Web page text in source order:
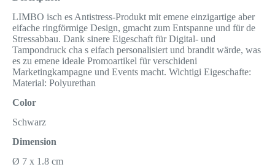
LIMBO isch es Antistress-Produkt mit emene einzigartige aber
eifache ringförmige Design, gmacht zum Entspanne und für de
Stressabbau. Dank sinere Eigeschaft für Digital- und
Tampondruck cha s eifach personalisiert und brandit wärde, was
es zu emene ideale Promoartikel für verschideni
Marketingkampagne und Events macht. Wichtigi Eigeschafte:
Material: Polyurethan
Color
Schwarz
Dimension
Ø 7 x 1.8 cm